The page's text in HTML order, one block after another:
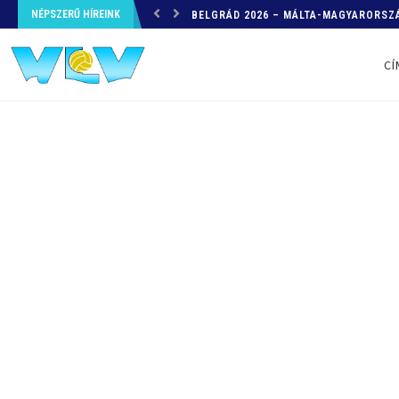
NÉPSZERŰ HÍREINK HELYZETKÉP AZ EB-RŐL – A TOVÁBBI